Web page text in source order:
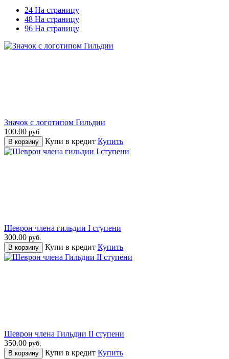
24 На страницу
48 На страницу
96 На страницу
Значок с логотипом Гильдии
100.00 руб.
В корзину Купи в кредит Купить
Шеврон члена гильдии I ступени
300.00 руб.
В корзину Купи в кредит Купить
Шеврон члена Гильдии II ступени
350.00 руб.
В корзину Купи в кредит Купить